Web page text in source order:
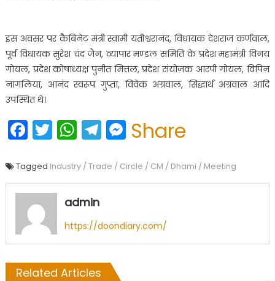
इस अवसर पर कैबिनेट मंत्री स्वामी यतीश्वरानंद, विधायक देशराज कर्णवाल,
पूर्व विधायक सुरेश चंद जैन, व्यापार मण्डल समिति के प्रदेश महामंत्री विनय
गोयल, प्रदेश कोषाध्यक्ष पुनीत मित्तल, प्रदेश संयोजक आरपी गोयल, विपिन
नागलिया, आनंद स्वरूप गुप्ता, विवेक अग्रवाल, सिद्धार्थ अग्रवाल आदि
उपस्थित थे।
Facebook
Twitter
WhatsApp
Telegram
Messenger
Share
Tagged Industry / Trade / Circle / CM / Dhami / Meeting
admin
https://doondiary.com/
Related Articles